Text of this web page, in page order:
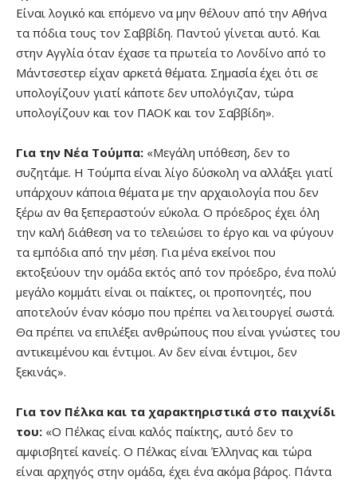
Είναι λογικό και επόμενο να μην θέλουν από την Αθήνα
τα πόδια τους τον Σαββίδη. Παντού γίνεται αυτό. Και
στην Αγγλία όταν έχασε τα πρωτεία το Λονδίνο από το
Μάντσεστερ είχαν αρκετά θέματα. Σημασία έχει ότι σε
υπολογίζουν γιατί κάποτε δεν υπολόγιζαν, τώρα
υπολογίζουν και τον ΠΑΟΚ και τον Σαββίδη».
Για την Νέα Τούμπα: «Μεγάλη υπόθεση, δεν το
συζητάμε. Η Τούμπα είναι λίγο δύσκολη να αλλάξει γιατί
υπάρχουν κάποια θέματα με την αρχαιολογία που δεν
ξέρω αν θα ξεπεραστούν εύκολα. Ο πρόεδρος έχει όλη
την καλή διάθεση να το τελειώσει το έργο και να φύγουν
τα εμπόδια από την μέση. Για μένα εκείνοι που
εκτοξεύουν την ομάδα εκτός από τον πρόεδρο, ένα πολύ
μεγάλο κομμάτι είναι οι παίκτες, οι προπονητές, που
αποτελούν έναν κόσμο που πρέπει να λειτουργεί σωστά.
Θα πρέπει να επιλέξει ανθρώπους που είναι γνώστες του
αντικειμένου και έντιμοι. Αν δεν είναι έντιμοι, δεν
ξεκινάς».
Για τον Πέλκα και τα χαρακτηριστικά στο παιχνίδι
του: «Ο Πέλκας είναι καλός παίκτης, αυτό δεν το
αμφισβητεί κανείς. Ο Πέλκας είναι Έλληνας και τώρα
είναι αρχηγός στην ομάδα, έχει ένα ακόμα βάρος. Πάντα